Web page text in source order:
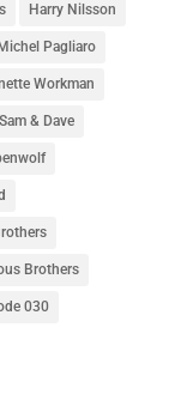
Harry Nilsson
Michel Pagliaro
Workman
Sam & Dave
Brothers
030